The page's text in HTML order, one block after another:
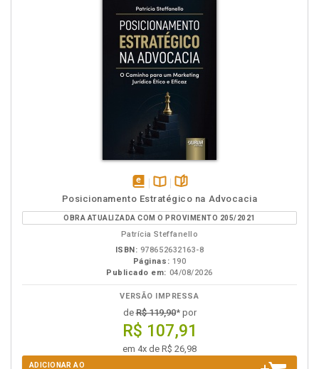
disponível
em
eBook
Disponível
na
B.V.
páginas
Posicionamento Estratégico na Advocacia
OBRA ATUALIZADA COM O PROVIMENTO 205/2021
Patrícia Steffanello
ISBN: 978652632163-8
Páginas: 190
Publicado em: 04/08/2026
VERSÃO IMPRESSA
deR$ 119,90* por
R$ 107,91
em 4x de R$ 26,98
ADICIONAR AO